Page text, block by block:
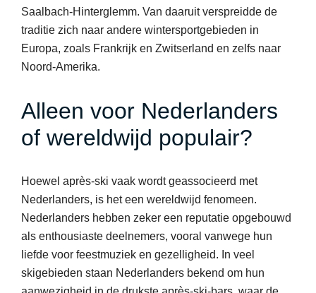
Saalbach-Hinterglemm. Van daaruit verspreidde de
traditie zich naar andere wintersportgebieden in
Europa, zoals Frankrijk en Zwitserland en zelfs naar
Noord-Amerika.
Alleen voor Nederlanders
of wereldwijd populair?
Hoewel après-ski vaak wordt geassocieerd met
Nederlanders, is het een wereldwijd fenomeen.
Nederlanders hebben zeker een reputatie opgebouwd
als enthousiaste deelnemers, vooral vanwege hun
liefde voor feestmuziek en gezelligheid. In veel
skigebieden staan Nederlanders bekend om hun